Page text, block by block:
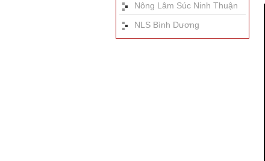
Nông Lâm Súc Ninh Thuận
NLS Bình Dương